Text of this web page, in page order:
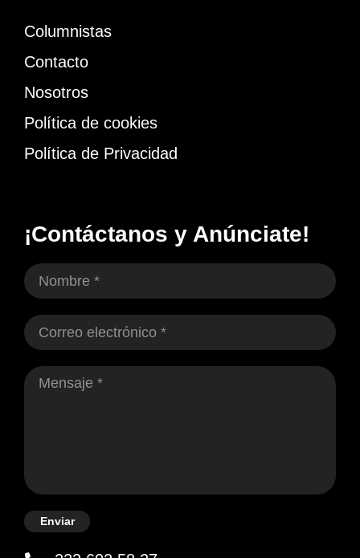
Columnistas
Contacto
Nosotros
Política de cookies
Política de Privacidad
¡Contáctanos y Anúnciate!
Enviar